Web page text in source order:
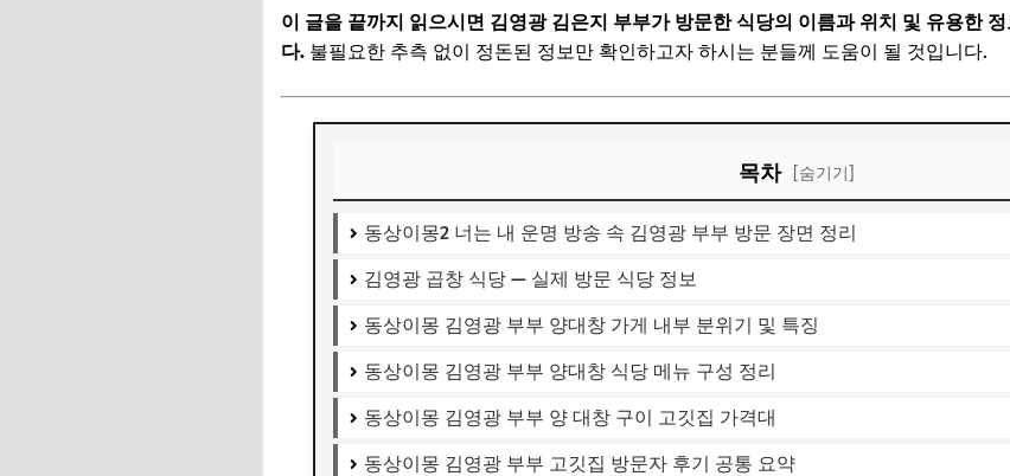
이 글을 끝까지 읽으시면 김영광 김은지 부부가 방문한 식당의 이름과 위치 및 유용한
다. 불필요한 추측 없이 정돈된 정보만 확인하고자 하시는 분들께 도움이 될 것입니다.
목차 [숨기기]
동상이몽2 너는 내 운명 방송 속 김영광 부부 방문 장면 정리
김영광 곱창 식당 — 실제 방문 식당 정보
동상이몽 김영광 부부 양대창 가게 내부 분위기 및 특징
동상이몽 김영광 부부 양대창 식당 메뉴 구성 정리
동상이몽 김영광 부부 양 대창 구이 고깃집 가격대
동상이몽 김영광 부부 고깃집 방문자 후기 공통 요약